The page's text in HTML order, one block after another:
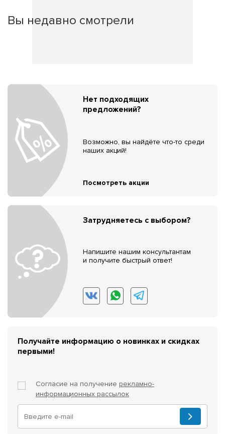
Вы недавно смотрели
Нет подходящих
предложений?
Возможно, вы найдёте что-то среди
наших акций!
Посмотреть акции
Затрудняетесь с выбором?
Напишите нашим консультантам
и получите быстрый ответ!
Получайте информацию о новинках и скидках
первыми!
Согласие на получение рекламно-
информационных рассылок